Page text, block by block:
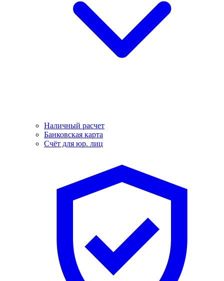
Наличный расчет
Банковская карта
Счёт для юр. лиц